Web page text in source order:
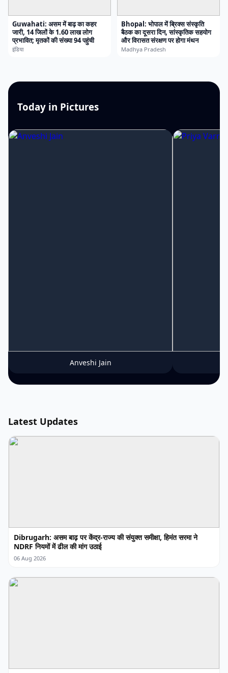
Guwahati: असम में बाढ़ का कहर
जारी, 14 जिलों के 1.60 लाख लोग
प्रभावित; मृतकों की संख्या 94 पहुंची
इंडिया
Bhopal: भोपाल में ब्रिक्स संस्कृति
बैठक का दूसरा दिन, सांस्कृतिक सहयोग
और विरासत संरक्षण पर होगा मंथन
Madhya Pradesh
Today in Pictures
Anveshi Jain
Latest Updates
Dibrugarh: असम बाढ़ पर केंद्र-राज्य की संयुक्त समीक्षा, हिमंत सरमा ने
NDRF नियमों में ढील की मांग उठाई
06 Aug 2026